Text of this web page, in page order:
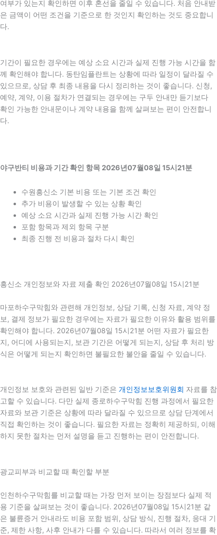
여부가 있는지 확인하면 이후 혼선을 줄일 수 있습니다. 처음 안내받
은 금액이 어떤 조건을 기준으로 한 것인지 확인하는 것도 중요합니
다.
기간이 필요한 경우에는 예상 소요 시간과 실제 진행 가능 시간을 함
께 확인해야 합니다. 동탄임플란트는 상황에 따라 일정이 달라질 수
있으므로, 상담 후 최종 내용을 다시 정리하는 것이 좋습니다. 신청,
예약, 계약, 이용 절차가 연결되는 경우에는 구두 안내만 듣기보다
확인 가능한 안내문이나 계약 내용을 함께 살펴보는 편이 안전합니
다.
야구반티 비용과 기간 확인 항목 2026년07월08일 15시21분
수원흥신소 기본 비용 또는 기본 조건 확인
추가 비용이 발생할 수 있는 상황 확인
예상 소요 시간과 실제 진행 가능 시간 확인
포함 항목과 제외 항목 구분
최종 진행 전 비용과 절차 다시 확인
흥신소 개인정보와 자료 제출 확인 2026년07월08일 15시21분
마포하수구막힘와 관련해 개인정보, 상담 기록, 신청 자료, 계약 정
보, 결제 정보가 필요한 경우에는 자료가 필요한 이유와 활용 범위를
확인해야 합니다. 2026년07월08일 15시21분 어떤 자료가 필요한
지, 어디에 사용되는지, 보관 기간은 어떻게 되는지, 상담 후 처리 방
식은 어떻게 되는지 확인하면 불필요한 불안을 줄일 수 있습니다.
개인정보 보호와 관련된 일반 기준은 개인정보보호위원회 자료를 참
고할 수 있습니다. 다만 실제 종로하수구막힘 진행 과정에서 필요한
자료와 보관 기준은 상황에 따라 달라질 수 있으므로 상담 단계에서
직접 확인하는 것이 좋습니다. 필요한 자료는 정확히 제공하되, 이해
하지 못한 절차는 먼저 설명을 듣고 진행하는 편이 안전합니다.
광교피부과 비교할 때 확인할 부분
인천하수구막힘를 비교할 때는 가장 먼저 보이는 장점보다 실제 적
용 기준을 살펴보는 것이 좋습니다. 2026년07월08일 15시21분 같
은 불륜증거 안내라도 비용 포함 범위, 상담 방식, 진행 절차, 응대 기
준, 제한 사항, 사후 안내가 다를 수 있습니다. 따라서 여러 정보를 확